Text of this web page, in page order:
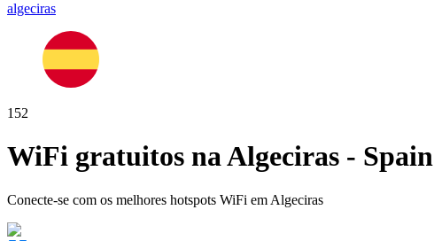
algeciras
152
WiFi gratuitos naAlgeciras - Spain
Conecte-se com os melhores hotspots WiFi em Algeciras